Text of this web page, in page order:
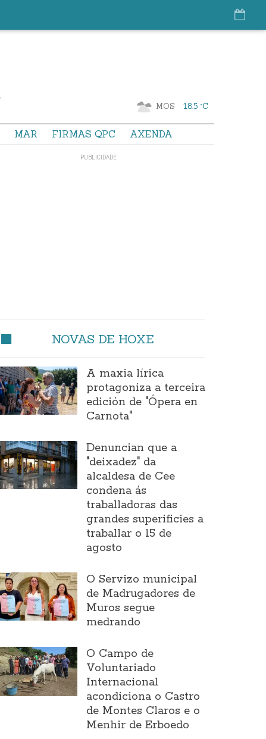
MOS 18.5 °C
MAR FIRMAS QPC AXENDA
NOVAS DE HOXE
A maxia lírica
protagoniza a terceira
edición de "Ópera en
Carnota"
Denuncian que a
"deixadez" da
alcaldesa de Cee
condena ás
traballadoras das
grandes superificies a
traballar o 15 de
agosto
O Servizo municipal
de Madrugadores de
Muros segue
medrando
O Campo de
Voluntariado
Internacional
acondiciona o Castro
de Montes Claros e o
Menhir de Erboedo